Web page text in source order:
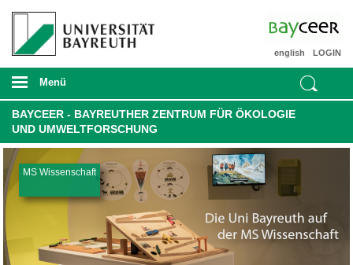
LOGIN
english
Menü
BAYCEER - BAYREUTHER ZENTRUM FÜR ÖKOLOGIE
UND UMWELTFORSCHUNG
MS Wissenschaft